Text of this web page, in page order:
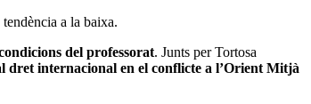
a la baixa.
del professorat. Junts per Tortosa
dret internacional en el conflicte a l’Orient Mitjà